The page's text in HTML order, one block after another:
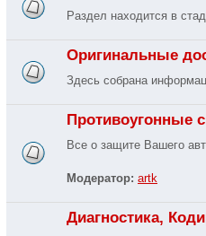
Раздел находится в
Оригинальные
Здесь собрана
Противоугонные
Все о защите Вашего
Модератор: artk
Диагностика,